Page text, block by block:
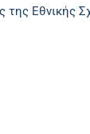
της Εθνικής